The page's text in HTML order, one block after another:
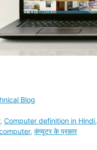
Blog
, Computer definition in Hindi,
, कंप्यूटर के प्रकार